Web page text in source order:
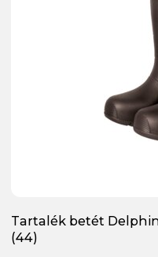
Tartalék betét
(44)